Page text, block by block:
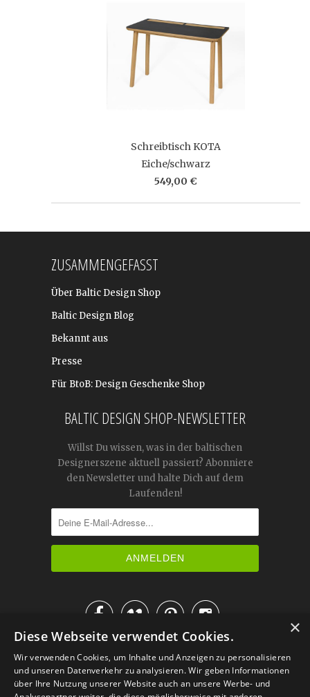
Schreibtisch KOTA
Eiche/schwarz
549,00 €
ZUSAMMENGEFASST
Über Baltic Design Shop
Baltic Design Blog
Bekannt aus
Presse
Für BtoB: Design Geschenke Shop
BALTIC DESIGN SHOP-NEWSLETTER
Willst Du wissen, was in der baltischen
Designerszene aktuell passiert? Abonniere
den Newsletter und halte Dich auf dem
Laufenden!

IM KATALOG BLÄTTERN
×
Diese Webseite verwendet Cookies.
Wir verwenden Cookies, um Inhalte und Anzeigen zu personalisieren
und unseren Datenverkehr zu analysieren. Wir geben Informationen
über Ihre Nutzung unserer Website auch an unsere Werbe- und